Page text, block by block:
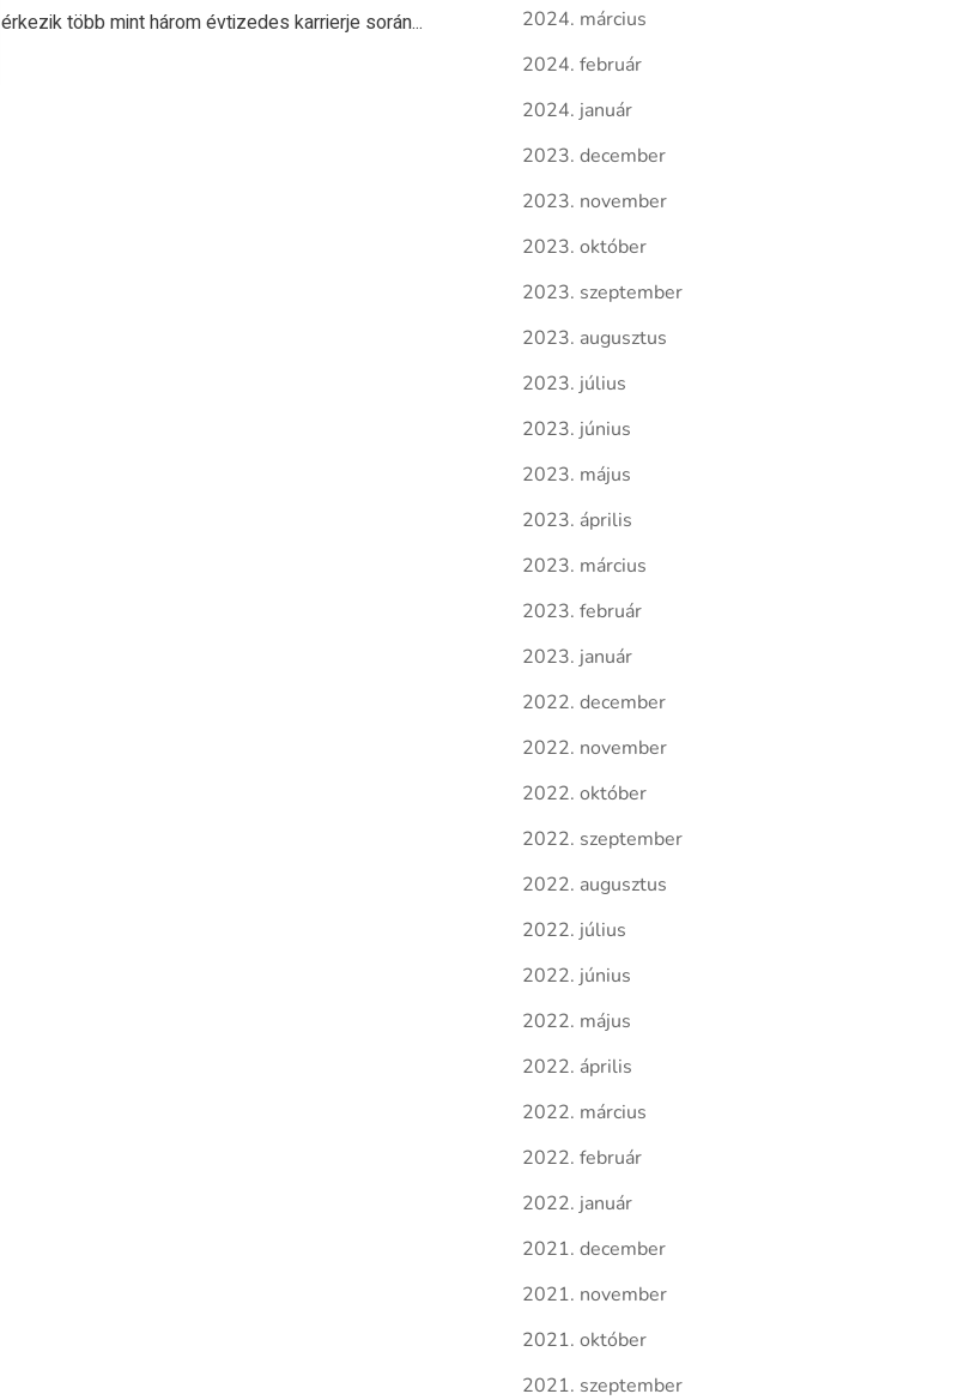
érkezik több mint három évtizedes karrierje során...
2024. március
2024. február
2024. január
2023. december
2023. november
2023. október
2023. szeptember
2023. augusztus
2023. július
2023. június
2023. május
2023. április
2023. március
2023. február
2023. január
2022. december
2022. november
2022. október
2022. szeptember
2022. augusztus
2022. július
2022. június
2022. május
2022. április
2022. március
2022. február
2022. január
2021. december
2021. november
2021. október
2021. szeptember